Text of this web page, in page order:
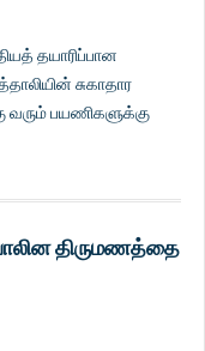
தயாரிப்பான
சுகாதார
வரும் பயணிகளுக்கு
திருமணத்தை